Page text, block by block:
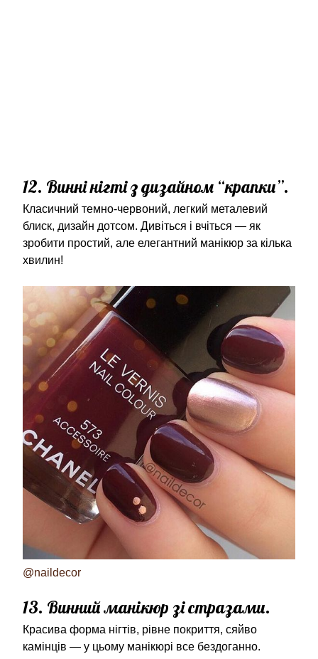
12. Винні нігті з дизайном “крапки”.
Класичний темно-червоний, легкий металевий
блиск, дизайн дотсом. Дивіться і вчіться — як
зробити простий, але елегантний манікюр за кілька
хвилин!
@naildecor
13. Винний манікюр зі стразами.
Красива форма нігтів, рівне покриття, сяйво
камінців — у цьому манікюрі все бездоганно.